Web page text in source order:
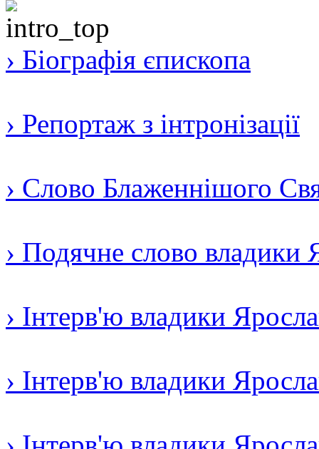
› Біографія єпископа
› Репортаж з інтронізації
› Слово Блаженнішого
› Подячне слово владики
› Інтерв'ю владики
› Інтерв'ю владики